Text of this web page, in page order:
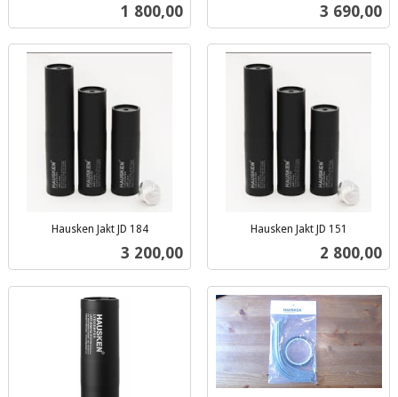
Pris
1 800,00 Pris
3 690,00
Hausken Jakt JD 184
Pris
3 200,00
Hausken Jakt JD 151
Pris
2 800,00